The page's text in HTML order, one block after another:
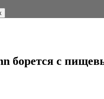
борется с